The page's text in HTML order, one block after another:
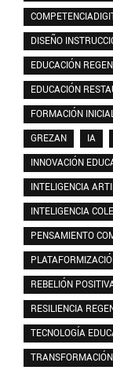
DISEÑO
EDUCACIÓN
EDUCACIÓN
FORMACIÓN
GREZAN
IA
INNOVACIÓN
INTELIGENCIA
INTELIGENCIA
PENSAMIENTO
REBELIÓN
RESILIENCIA
TECNOLOGÍA